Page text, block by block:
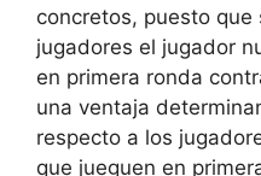
concretos, puesto que
jugadores el jugador
en primera ronda
una ventaja
respecto a los
que jueguen en